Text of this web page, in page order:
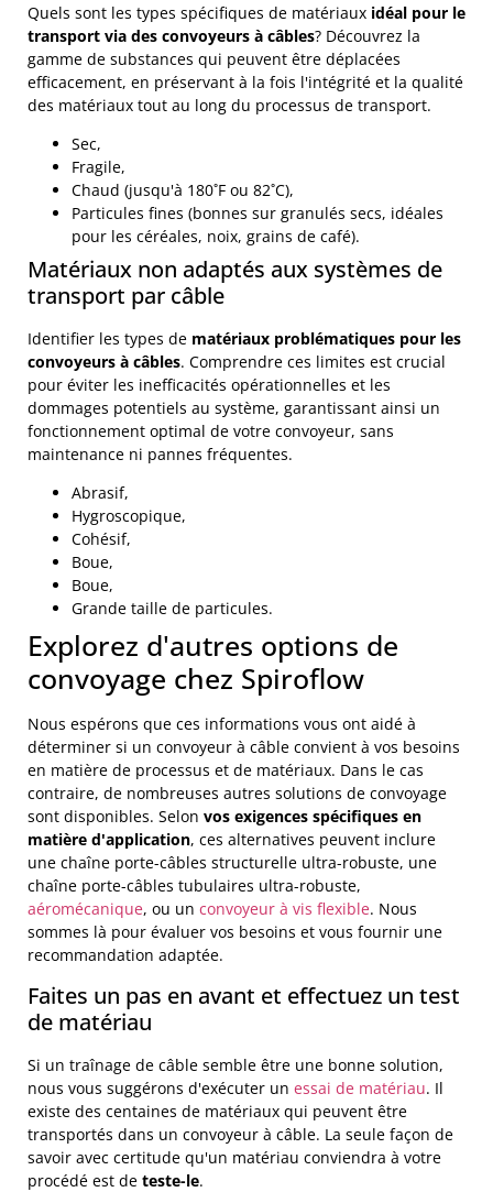
Quels sont les types spécifiques de matériaux idéal pour le
transport via des convoyeurs à câbles? Découvrez la
gamme de substances qui peuvent être déplacées
efficacement, en préservant à la fois l'intégrité et la qualité
des matériaux tout au long du processus de transport.
Sec,
Fragile,
Chaud (jusqu'à 180˚F ou 82˚C),
Particules fines (bonnes sur granulés secs, idéales
pour les céréales, noix, grains de café).
Matériaux non adaptés aux systèmes de
transport par câble
Identifier les types de matériaux problématiques pour les
convoyeurs à câbles. Comprendre ces limites est crucial
pour éviter les inefficacités opérationnelles et les
dommages potentiels au système, garantissant ainsi un
fonctionnement optimal de votre convoyeur, sans
maintenance ni pannes fréquentes.
Abrasif,
Hygroscopique,
Cohésif,
Boue,
Boue,
Grande taille de particules.
Explorez d'autres options de
convoyage chez Spiroflow
Nous espérons que ces informations vous ont aidé à
déterminer si un convoyeur à câble convient à vos besoins
en matière de processus et de matériaux. Dans le cas
contraire, de nombreuses autres solutions de convoyage
sont disponibles. Selon vos exigences spécifiques en
matière d'application, ces alternatives peuvent inclure
une chaîne porte-câbles structurelle ultra-robuste, une
chaîne porte-câbles tubulaires ultra-robuste,
aéromécanique, ou un convoyeur à vis flexible. Nous
sommes là pour évaluer vos besoins et vous fournir une
recommandation adaptée.
Faites un pas en avant et effectuez un test
de matériau
Si un traînage de câble semble être une bonne solution,
nous vous suggérons d'exécuter un essai de matériau. Il
existe des centaines de matériaux qui peuvent être
transportés dans un convoyeur à câble. La seule façon de
savoir avec certitude qu'un matériau conviendra à votre
procédé est de teste-le.